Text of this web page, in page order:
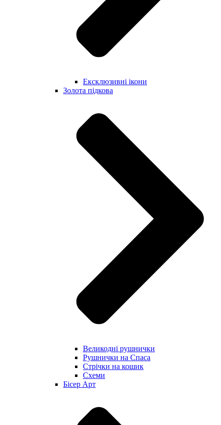
Ексклюзивні ікони
Золота підкова
Великодні рушнички
Рушнички на Спаса
Стрічки на кошик
Схеми
Бісер Арт